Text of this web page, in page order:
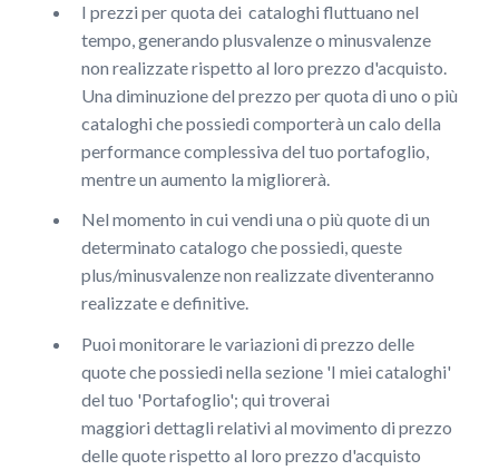
I prezzi per quota dei cataloghi fluttuano nel
tempo, generando plusvalenze o minusvalenze
non realizzate rispetto al loro prezzo d'acquisto.
Una diminuzione del prezzo per quota di uno o più
cataloghi che possiedi comporterà un calo della
performance complessiva del tuo portafoglio,
mentre un aumento la migliorerà.
Nel momento in cui vendi una o più quote di un
determinato catalogo che possiedi, queste
plus/minusvalenze non realizzate diventeranno
realizzate e definitive.
Puoi monitorare le variazioni di prezzo delle
quote che possiedi nella sezione 'I miei cataloghi'
del tuo 'Portafoglio'; qui troverai
maggiori dettagli relativi al movimento di prezzo
delle quote rispetto al loro prezzo d'acquisto